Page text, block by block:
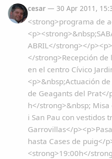
cesar — 30 Apr 2011,
<strong>programa de
ABRIL</strong></
</strong>Recepción
en el centro Cívico
<p>&nbsp;Actuación
de Geagants del
h</strong>&nbsp;
i San Pau con vestidos
Garrovillas</
hasta Cases de puig</
<strong>19:00h</